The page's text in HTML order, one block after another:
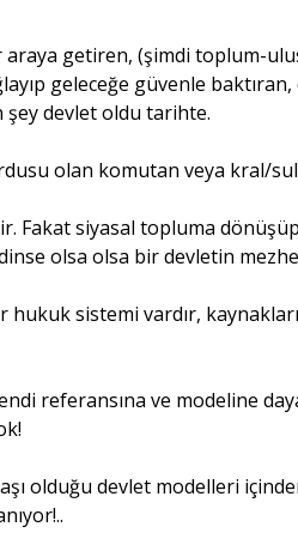
araya getiren, (şimdi toplum-
geleceğe güvenle
şey devlet oldu tarihte.
olan komutan veya kral/
Fakat siyasal topluma
olsa olsa bir devletin
hukuk sistemi vardır,
referansına ve modeline
olduğu devlet modelleri